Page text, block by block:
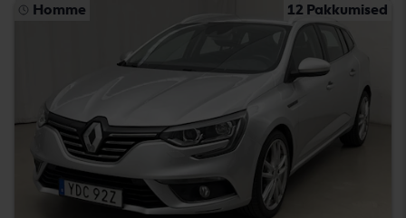
Homme 12 Pakkumised